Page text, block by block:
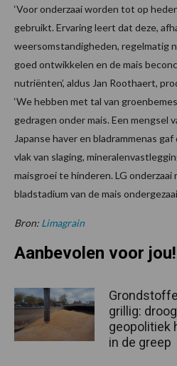
‘Voor onderzaai worden tot op
gebruikt. Ervaring leert dat deze,
weersomstandigheden, regelmatig
goed ontwikkelen en de mais
nutriënten’, aldus Jan Roothaert,
‘We hebben met tal van
gedragen onder mais. Een mengsel
Japanse haver en bladrammenas
vlak van slaging,
maisgroei te hinderen. LG onderzaai
bladstadium van de mais
Bron: Limagrain
Aanbevolen voor jou!
grillig:
geopolitiek
in de greep